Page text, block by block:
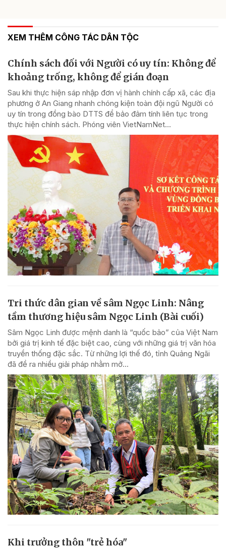
XEM THÊM CÔNG TÁC DÂN TỘC
Chính sách đối với Người có uy tín: Không để
khoảng trống, không để gián đoạn
Sau khi thực hiện sáp nhập đơn vị hành chính cấp xã, các địa
phương ở An Giang nhanh chóng kiện toàn đội ngũ Người có
uy tín trong đồng bào DTTS để bảo đảm tính liên tục trong
thực hiện chính sách. Phóng viên VietNamNet...
Tri thức dân gian về sâm Ngọc Linh: Nâng
tầm thương hiệu sâm Ngọc Linh (Bài cuối)
Sâm Ngọc Linh được mệnh danh là “quốc bảo” của Việt Nam
bởi giá trị kinh tế đặc biệt cao, cùng với những giá trị văn hóa
truyền thống đặc sắc. Từ những lợi thế đó, tỉnh Quảng Ngãi
đã đề ra nhiều giải pháp nhằm mở...
Khi trưởng thôn "trẻ hóa"